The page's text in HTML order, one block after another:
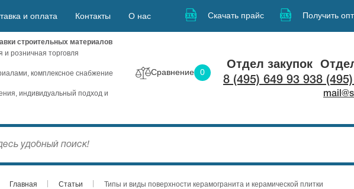
и оплата Контакты О нас Скачать прайс Получить
строительных материалов
и розничная торговля
комплексное снабжение
индивидуальный подход и
Сравнение 0
Отдел закупок
8 (495) 649 93 938
Главная Статьи Типы и виды поверхности керамогранита и керамической плитки